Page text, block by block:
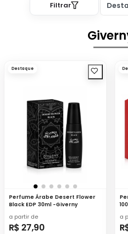
Filtrar
Destaque
Perfume Árabe Desert Flower
Black EDP 30ml -Giverny
a partir de
R$ 27,90
a